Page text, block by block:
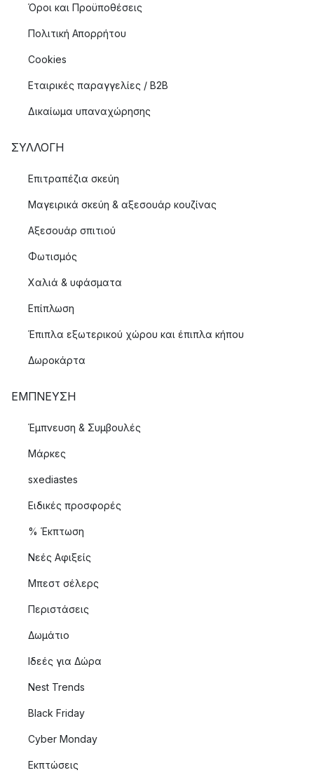
Όροι και Προϋποθέσεις
Πολιτική Απορρήτου
Cookies
Εταιρικές παραγγελίες / B2B
Δικαίωμα υπαναχώρησης
ΣΥΛΛΟΓΉ
Επιτραπέζια σκεύη
Μαγειρικά σκεύη & αξεσουάρ κουζίνας
Αξεσουάρ σπιτιού
Φωτισμός
Χαλιά & υφάσματα
Επίπλωση
Έπιπλα εξωτερικού χώρου και έπιπλα κήπου
Δωροκάρτα
ΈΜΠΝΕΥΣΗ
Έμπνευση & Συμβουλές
Μάρκες
sxediastes
Ειδικές προσφορές
% Έκπτωση
Νεές Αφιξείς
Μπεστ σέλερς
Περιστάσεις
Δωμάτιο
Ιδεές για Δώρα
Nest Trends
Black Friday
Cyber Monday
Εκπτώσεις